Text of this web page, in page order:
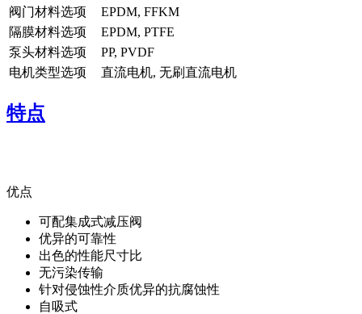
阀门材料选项
EPDM, FFKM
隔膜材料选项
EPDM, PTFE
泵头材料选项
PP, PVDF
电机类型选项
直流电机, 无刷直流电机
特点
优点
可配集成式减压阀
优异的可靠性
出色的性能尺寸比
无污染传输
针对侵蚀性介质优异的抗腐蚀性
自吸式